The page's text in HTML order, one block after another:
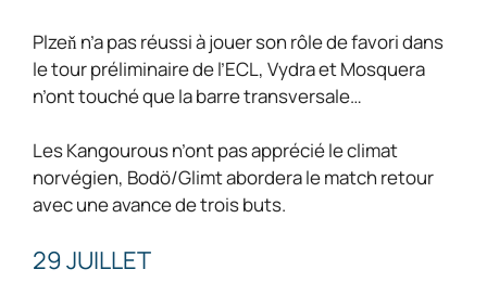
Plzeň n’a pas réussi à jouer son rôle de favori dans
le tour préliminaire de l’ECL, Vydra et Mosquera
n’ont touché que la barre transversale…
Les Kangourous n’ont pas apprécié le climat
norvégien, Bodö/Glimt abordera le match retour
avec une avance de trois buts.
29 JUILLET